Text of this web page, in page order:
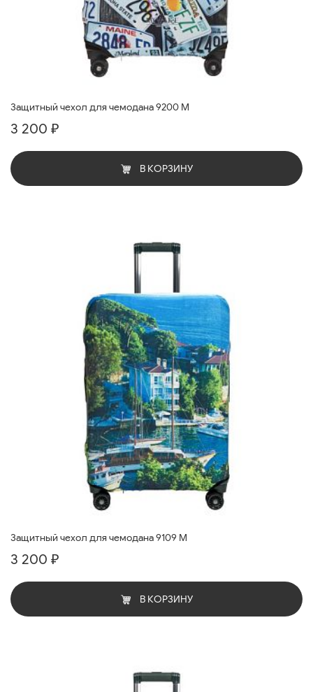
Защитный чехол для чемодана 9200 M
3 200 ₽
В КОРЗИНУ
Защитный чехол для чемодана 9109 M
3 200 ₽
В КОРЗИНУ